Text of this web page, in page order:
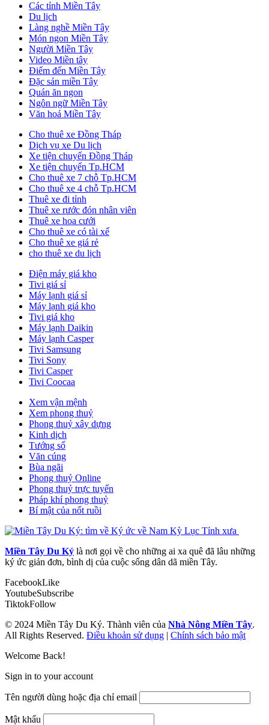
Các tỉnh Miền Tây
Du lịch
Làng nghề Miền Tây
Món ngon Miền Tây
Người Miền Tây
Video Miền tây
Điểm đến Miền Tây
Đặc sản miền Tây
Quán ăn ngon
Ngôn ngữ Miền Tây
Văn hoá Miền Tây
Cho thuê xe Đồng Tháp
Dịch vụ xe Du lịch
Xe tiện chuyến Đồng Tháp
Xe tiện chuyến Tp.HCM
Cho thuê xe 7 chỗ Tp.HCM
Cho thuê xe 4 chỗ Tp.HCM
Thuê xe đi tỉnh
Thuê xe rước đón nhân viên
Thuê xe hoa cưới
Cho thuê xe có tài xế
Cho thuê xe giá rẻ
cho thuê xe du lịch
Điện máy giá kho
Tivi giá sỉ
Máy lạnh giá sỉ
Máy lạnh giá kho
Tivi giá kho
Máy lạnh Daikin
Máy lạnh Casper
Tivi Samsung
Tivi Sony
Tivi Casper
Tivi Coocaa
Xem vận mệnh
Xem phong thuỷ
Phong thuỷ xây dựng
Kinh dịch
Tướng số
Văn cúng
Bùa ngãi
Phong thuỷ Online
Phong thuỷ trực tuyến
Pháp khí phong thuỷ
Bí mật của nốt ruồi
Miền Tây Du Ký là nơi gọi về cho những ai xa quê đã lâu những
ký ức giản đơn, bình dị của cuộc sống dân dã miền Tây.
FacebookLike
YoutubeSubscribe
TiktokFollow
© 2024 Miền Tây Du Ký. Thành viên của Nhà Nông Miền Tây.
All Rights Reserved. Điều khoản sử dụng | Chính sách bảo mật
Welcome Back!
Sign in to your account
Tên người dùng hoặc địa chỉ email
Mật khẩu